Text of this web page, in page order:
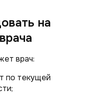
на
врач:
по текущей